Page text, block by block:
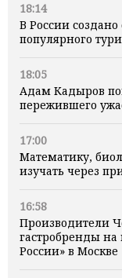
18:14
В России
популярного
18:05
Адам Кадыров
пережившего
17:00
Математику,
изучать через
16:58
Производители
гастробренды
России» в Москве